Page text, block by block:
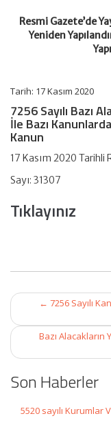
Resmi Gazete’de
Yeniden
Tarih: 17 Kasım 2020
7256 Sayılı Bazı
İle Bazı
Kanun
17 Kasım 2020 Tarihli
Sayı: 31307
Tıklayınız
Post
navigation
← 7256 Sayılı
Bazı Alacakların
Son Haberler
5520 sayılı Kurumlar